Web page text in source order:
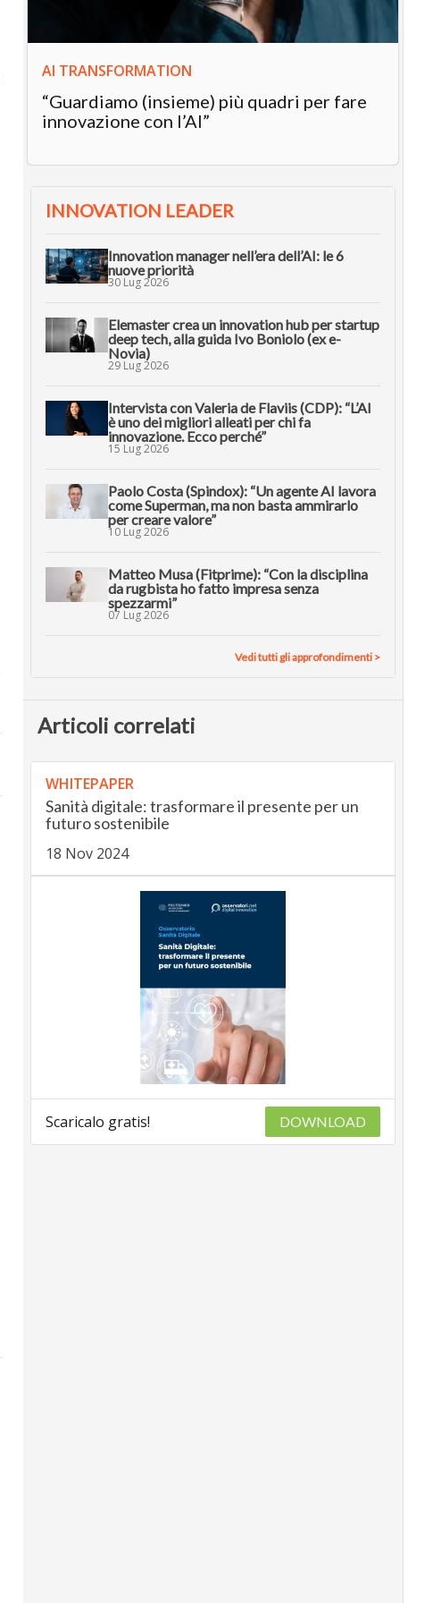
AI TRANSFORMATION
“Guardiamo (insieme) più quadri per fare
innovazione con l’AI”
INNOVATION LEADER
Innovation manager nell’era dell’AI: le 6
nuove priorità
30 Lug 2026
Elemaster crea un innovation hub per startup
deep tech, alla guida Ivo Boniolo (ex e-
Novia)
29 Lug 2026
Intervista con Valeria de Flaviis (CDP): “L’AI
è uno dei migliori alleati per chi fa
innovazione. Ecco perché”
15 Lug 2026
Paolo Costa (Spindox): “Un agente AI lavora
come Superman, ma non basta ammirarlo
per creare valore”
10 Lug 2026
Matteo Musa (Fitprime): “Con la disciplina
da rugbista ho fatto impresa senza
spezzarmi”
07 Lug 2026
Vedi tutti gli approfondimenti >
Articoli correlati
WHITEPAPER
Sanità digitale: trasformare il presente per un
futuro sostenibile
18 Nov 2024
Scaricalo gratis! DOWNLOAD